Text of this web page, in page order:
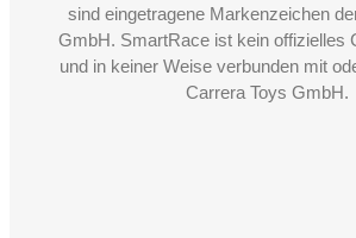
sind eingetragene Markenzeichen
GmbH. SmartRace ist kein offizielles
und in keiner Weise verbunden mit
Carrera Toys GmbH.